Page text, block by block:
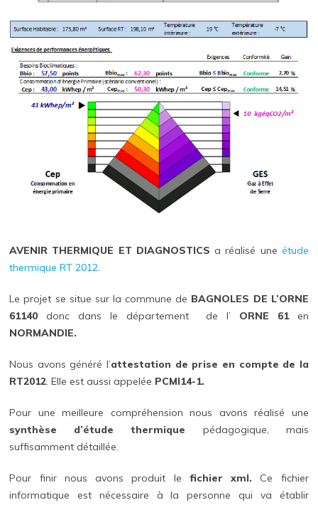
AVENIR THERMIQUE ET DIAGNOSTICS a réalisé une étude
thermique RT 2012.
Le projet se situe sur la commune de BAGNOLES DE L’ORNE
61140donc dans le département de l’ ORNE 61 en
NORMANDIE.
Nous avons généré l’attestation de prise en compte de la
RT2012. Elle est aussi appelée PCMI14-1.
Pour une meilleure compréhension nous avons réalisé une
synthèse d’étude thermique pédagogique, mais
suffisamment détaillée.
Pour finir nous avons produit le fichier xml. Ce fichier
informatique est nécessaire à la personne qui va établir